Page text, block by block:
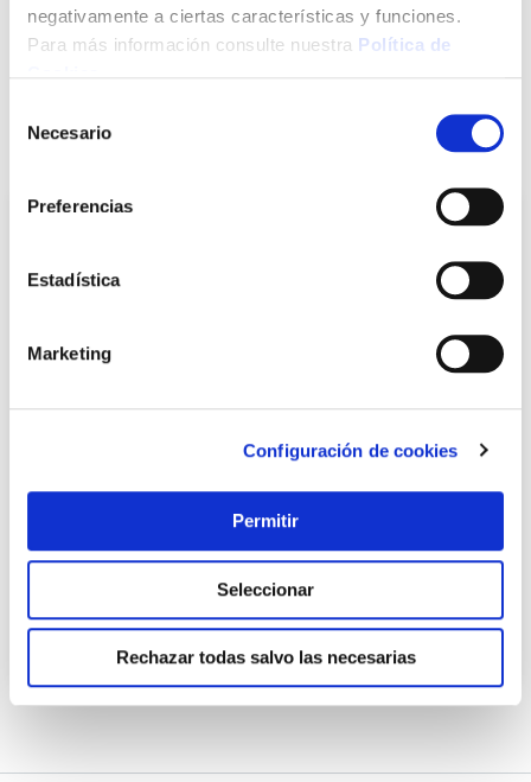
negativamente a ciertas características y funciones.
Para más información consulte nuestra Política de
Necesario
Preferencias
Estadística
Marketing
Configuración de cookies
Permitir
Seleccionar
Rechazar todas salvo las necesarias
+ INFO
Taladro columna pbd 40 bosch
Bosch
368,45 €
Añadir al carrito